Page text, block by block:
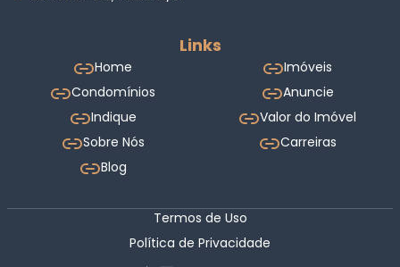
Links
Home
Imóveis
Condomínios
Anuncie
Indique
Valor do Imóvel
Sobre Nós
Carreiras
Blog
Termos de Uso
Política de Privacidade